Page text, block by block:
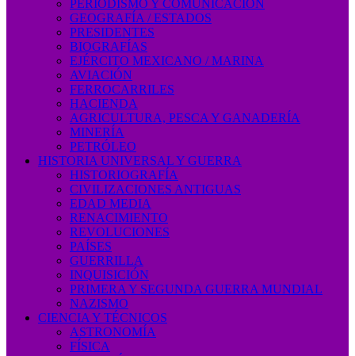
PERIODISMO Y COMUNICACIÓN
GEOGRAFÍA / ESTADOS
PRESIDENTES
BIOGRAFÍAS
EJÉRCITO MEXICANO / MARINA
AVIACIÓN
FERROCARRILES
HACIENDA
AGRICULTURA, PESCA Y GANADERÍA
MINERÍA
PETRÓLEO
HISTORIA UNIVERSAL Y GUERRA
HISTORIOGRAFÍA
CIVILIZACIONES ANTIGUAS
EDAD MEDIA
RENACIMIENTO
REVOLUCIONES
PAÍSES
GUERRILLA
INQUISICIÓN
PRIMERA Y SEGUNDA GUERRA MUNDIAL
NAZISMO
CIENCIA Y TÉCNICOS
ASTRONOMÍA
FÍSICA